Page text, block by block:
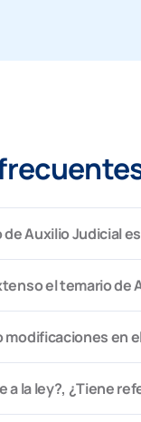
de Auxilio Judicial
el temario de
modificaciones en
a la ley?, ¿Tiene